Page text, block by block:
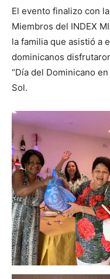
El evento finalizo con
Miembros del INDEX
la familia que asistió a
dominicanos
“Día del Dominicano
Sol.